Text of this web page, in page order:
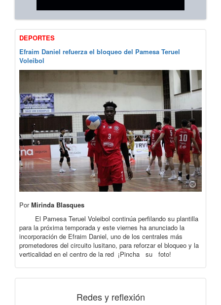
DEPORTES
Efraim Daniel refuerza el bloqueo del Pamesa Teruel
Voleibol
PorMirinda Blasques
El Pamesa Teruel Voleibol continúa perfilando su plantilla
para la próxima temporada y este viernes ha anunciado la
incorporación de Efraim Daniel, uno de los centrales más
prometedores del circuito lusitano, para reforzar el bloqueo y la
verticalidad en el centro de la red ¡Pincha su foto!
Redes y reflexión